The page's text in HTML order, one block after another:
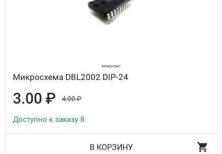
Микросхема DBL2002 DIP-24
3.00 ₽ 4.00 ₽
Доступно к заказу 8
В КОРЗИНУ